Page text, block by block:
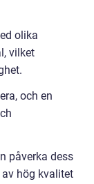
olika
vilket
och en
påverka dess
hög kvalitet